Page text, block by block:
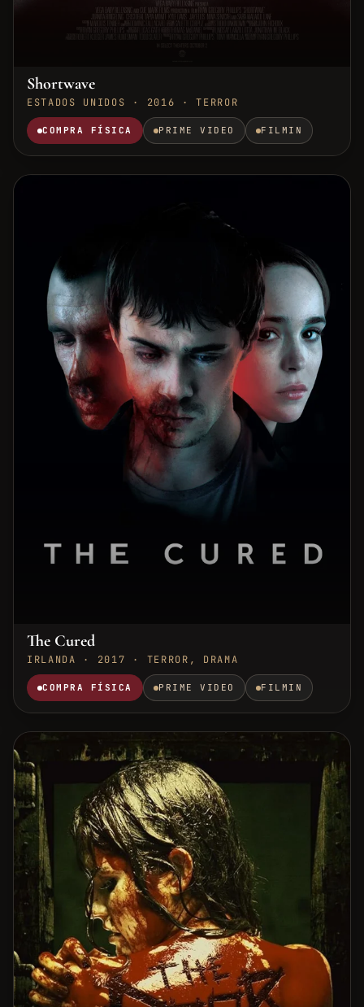
Shortwave
ESTADOS UNIDOS · 2016 · TERROR
COMPRA FÍSICA PRIME VIDEO FILMIN
The Cured
IRLANDA · 2017 · TERROR, DRAMA
COMPRA FÍSICA PRIME VIDEO FILMIN